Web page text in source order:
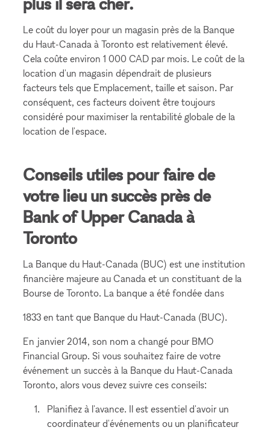
Le coût du loyer pour un magasin près de la Banque
du Haut-Canada à Toronto est relativement élevé.
Cela coûte environ 1 000 CAD par mois. Le coût de la
location d'un magasin dépendrait de plusieurs
facteurs tels que Emplacement, taille et saison. Par
conséquent, ces facteurs doivent être toujours
considéré pour maximiser la rentabilité globale de la
location de l'espace.
Conseils utiles pour faire de
votre lieu un succès près de
Bank of Upper Canada à
Toronto
La Banque du Haut-Canada (BUC) est une institution
financière majeure au Canada et un constituant de la
Bourse de Toronto. La banque a été fondée dans
1833 en tant que Banque du Haut-Canada (BUC).
En janvier 2014, son nom a changé pour BMO
Financial Group. Si vous souhaitez faire de votre
événement un succès à la Banque du Haut-Canada
Toronto, alors vous devez suivre ces conseils:
Planifiez à l'avance. Il est essentiel d'avoir un
coordinateur d'événements ou un planificateur